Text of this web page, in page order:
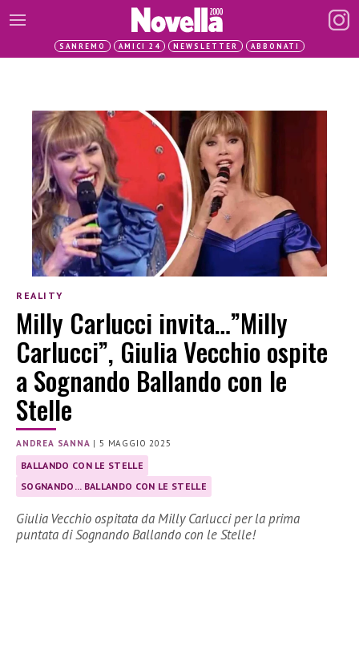
SANREMO AMICI 24 NEWSLETTER ABBONATI
REALITY
Milly Carlucci invita…”Milly
Carlucci”, Giulia Vecchio ospite
a Sognando Ballando con le
Stelle
ANDREA SANNA |5 MAGGIO 2025
BALLANDO CON LE STELLE
SOGNANDO... BALLANDO CON LE STELLE
Giulia Vecchio ospitata da Milly Carlucci per la prima
puntata di Sognando Ballando con le Stelle!